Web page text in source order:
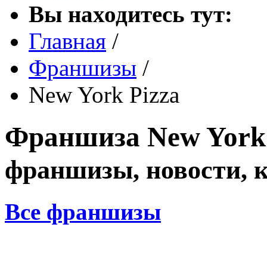
Вы находитесь тут:
Главная /
Франшизы /
New York Pizza
Франшиза New
франшизы, новости,
Все франшизы